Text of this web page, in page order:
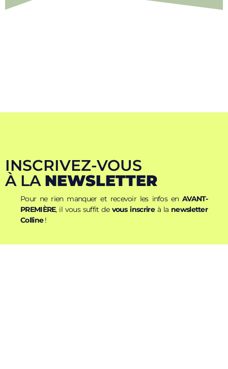
INSCRIVEZ-VOUS
À LA NEWSLETTER
Pour ne rien manquer et recevoir les infos enAVANT-
PREMIÈRE, il vous suffit de vous inscrireà la newsletter
Colline!